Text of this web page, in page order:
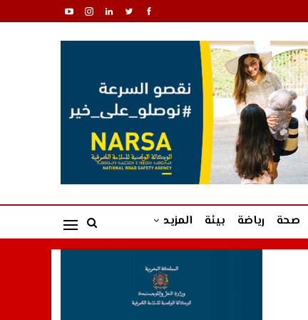
صحة رياضة بيئة المزيد